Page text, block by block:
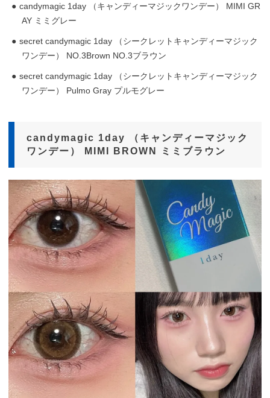
candymagic 1day （キャンディーマジックワンデー） MIMI GR
AY ミミグレー
secret candymagic 1day （シークレットキャンディーマジック
ワンデー） NO.3Brown NO.3ブラウン
secret candymagic 1day （シークレットキャンディーマジック
ワンデー） Pulmo Gray プルモグレー
candymagic 1day （キャンディーマジック
ワンデー） MIMI BROWN ミミブラウン